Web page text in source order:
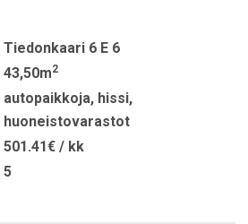
Tiedonkaari 6 E 6
43,50m2
autopaikkoja, hissi,
huoneistovarastot
501.41€ / kk
5